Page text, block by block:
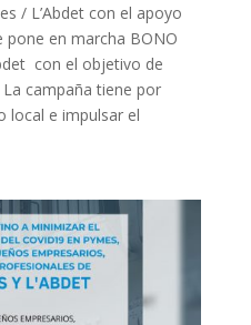
/ L’Abdet con el apoyo
pone en marcha BONO
con el objetivo de
campaña tiene por
local e impulsar el